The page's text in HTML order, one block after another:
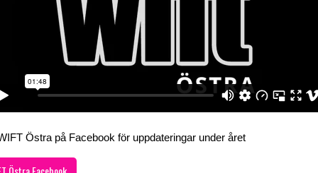
Östra på Facebook för uppdateringar under året